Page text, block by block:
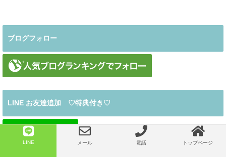
ブログフォロー
LINE お友達追加 ♡特典付き♡
LINE メール 電話 トップページ